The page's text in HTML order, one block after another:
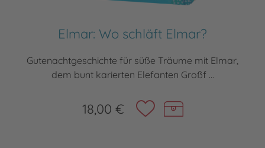
Elmar: Wo schläft Elmar?
Gutenachtgeschichte für süße Träume mit Elmar,
dem bunt karierten Elefanten Großf ...
18,00 €